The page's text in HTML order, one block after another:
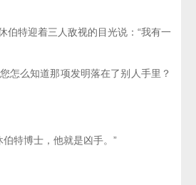
特迎着三人敌视的目光说：“我有一
么知道那项发明落在了别人手里？
特博士，他就是凶手。”